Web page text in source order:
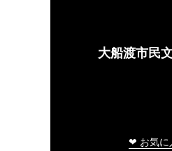
大船渡市民
❤ お気に